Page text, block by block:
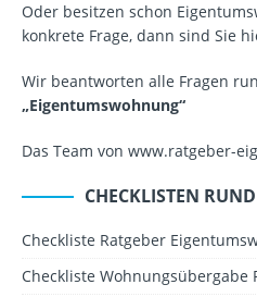
Oder besitzen schon
konkrete Frage, dann sind Sie
Wir beantworten alle Fragen
„Eigentumswohnung“
Das Team von www.ratgeber-
CHECKLISTEN
Checkliste Ratgeber
Checkliste Wohnungsübergabe